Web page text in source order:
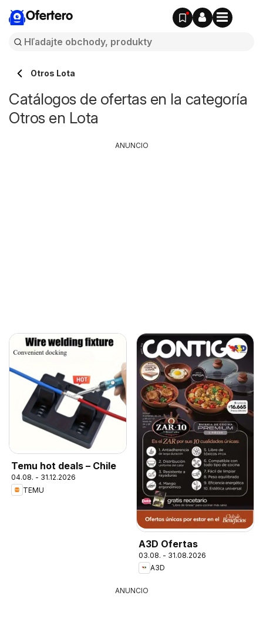
Ofertero
Otros Lota
Catálogos de ofertas en la categoría
Otros en Lota
Temu hot deals – Chile
04.08. - 31.12.2026
TEMU
A3D Ofertas
03.08. - 31.08.2026
A3D
ANUNCIO
ANUNCIO